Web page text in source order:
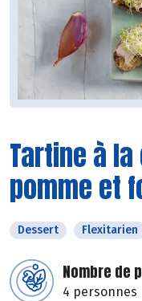
Tartine à
pomme et
Dessert Flexitarien
Nombre de
4 personnes